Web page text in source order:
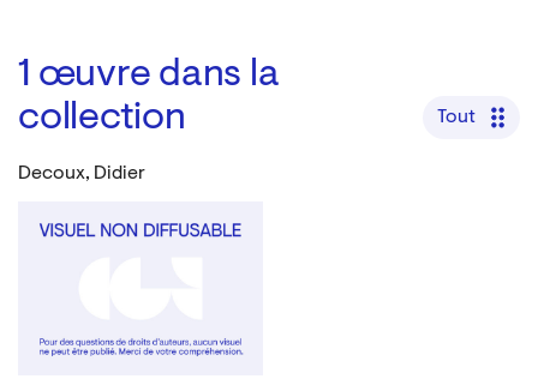
1 œuvre dans la
collection
Tout
Decoux, Didier